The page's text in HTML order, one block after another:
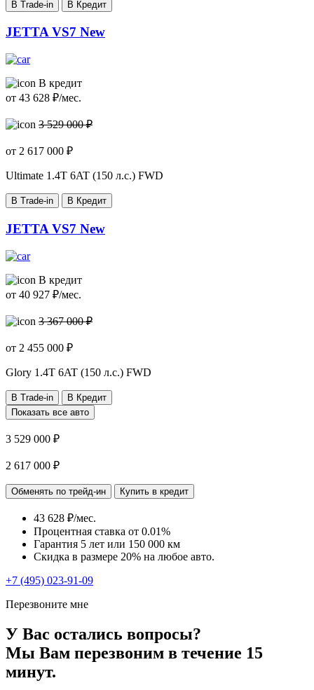
В Trade-in В Кредит
JETTA VS7 New
В кредит
от 43 628 ₽/мес.
3 529 000 ₽
от 2 617 000 ₽
Ultimate 1.4T 6AT (150 л.с.) FWD
В Trade-in В Кредит
JETTA VS7 New
В кредит
от 40 927 ₽/мес.
3 367 000 ₽
от 2 455 000 ₽
Glory 1.4T 6AT (150 л.с.) FWD
В Trade-in
В Кредит
Показать все авто
3 529 000 ₽
2 617 000 ₽
Обменять по трейд-ин Купить в кредит
43 628 ₽/мес.
Процентная ставка от 0.01%
Гарантия 5 лет или 150 000 км
Скидка в размере 20% на любое авто.
+7 (495) 023-91-09
Перезвоните мне
У Вас остались вопросы?
Мы Вам перезвоним в течение 15
минут.